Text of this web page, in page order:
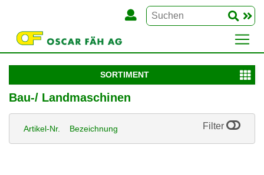
SORTIMENT
Bau-/ Landmaschinen
Artikel-Nr. Bezeichnung Filter